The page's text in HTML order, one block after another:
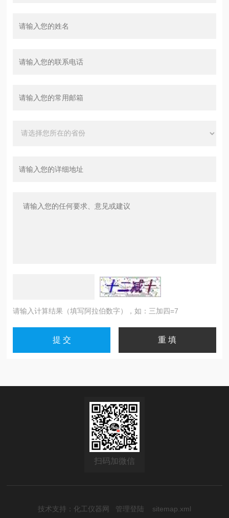
请输入计算结果（填写阿拉伯数字），如：三加四=7
扫码加微信
技术支持： 化工仪器网 管理登陆 sitemap.xml